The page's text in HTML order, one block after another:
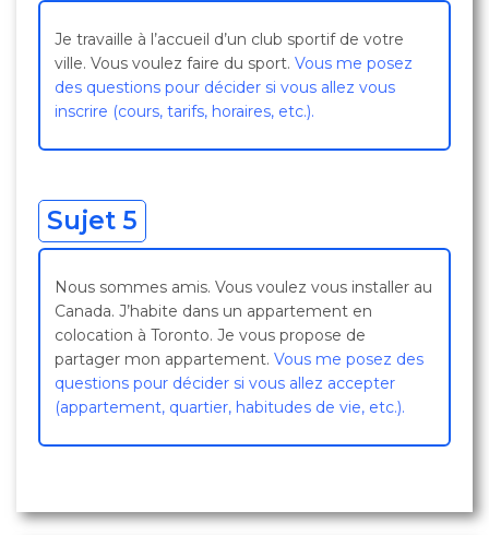
Je travaille à l’accueil d’un club sportif de votre
ville. Vous voulez faire du sport. Vous me posez
des questions pour décider si vous allez vous
inscrire (cours, tarifs, horaires, etc.).
Sujet 5
Nous sommes amis. Vous voulez vous installer au
Canada. J’habite dans un appartement en
colocation à Toronto. Je vous propose de
partager mon appartement. Vous me posez des
questions pour décider si vous allez accepter
(appartement, quartier, habitudes de vie, etc.).